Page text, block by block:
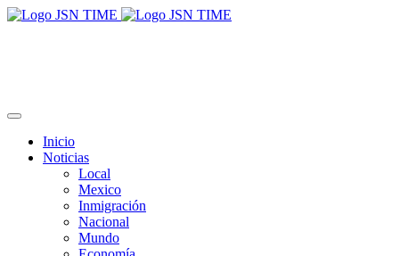
Inicio
Noticias
Local
Mexico
Inmigración
Nacional
Mundo